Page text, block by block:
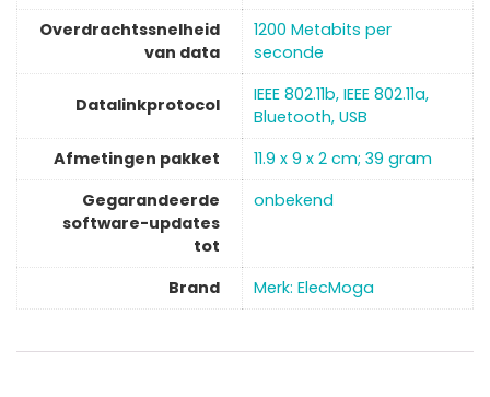
Overdrachtssnelheid
van data
‎1200 Metabits per
seconde
Datalinkprotocol
‎IEEE 802.11b, IEEE 802.11a,
Bluetooth, USB
Afmetingen pakket
‎11.9 x 9 x 2 cm; 39 gram
Gegarandeerde
software-updates
tot
‎onbekend
Brand Merk: ElecMoga